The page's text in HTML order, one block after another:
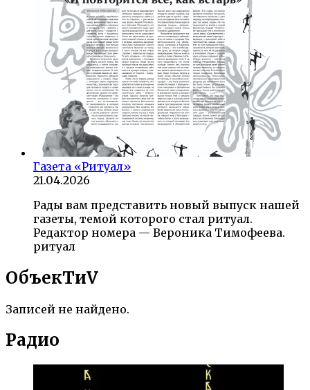
Газета «Ритуал»
21.04.2026
Рады вам представить новый выпуск нашей
газеты, темой которого стал ритуал.
Редактор номера — Вероника Тимофеева.
ритуал
ОбъекTиV
Записей не найдено.
Радио